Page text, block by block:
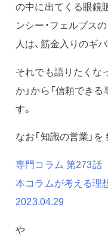
の中に出てくる眼鏡
ンシー・フェルプス
人は、筋金入りのギバ
それでも語りたくな
か」から「信頼でき
す。
なお「知識の営業」
専門コラム 第273話
本コラムが考える理
2023.04.29
や